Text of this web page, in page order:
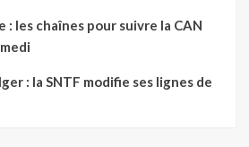
: les chaînes pour suivre la CAN
: la SNTF modifie ses lignes de